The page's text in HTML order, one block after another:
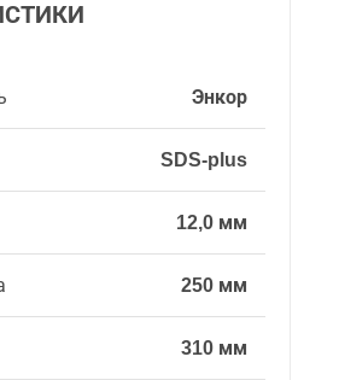
Энкор
SDS-plus
12,0 мм
250 мм
310 мм